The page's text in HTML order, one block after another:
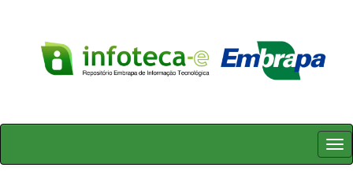
Skip